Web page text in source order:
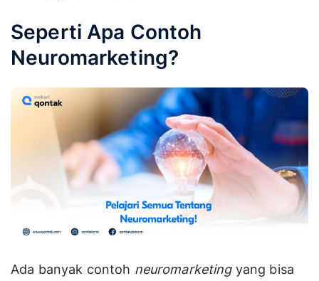
Seperti Apa Contoh
Neuromarketing?
Ada banyak contoh neuromarketingyang bisa